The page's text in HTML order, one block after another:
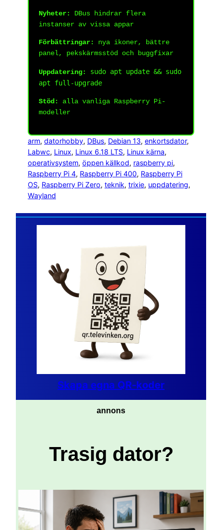
Nyheter:
DBus hindrar flera
instanser av vissa appar
Förbättringar:
nya ikoner, bättre
panel, pekskärmsstöd och buggfixar
Uppdatering:
sudo apt update && sudo
apt full-upgrade
Stöd:
alla vanliga Raspberry Pi-
modeller
arm, datorhobby, DBus, Debian 13, enkortsdator
Labwc, Linux, Linux 6.18 LTS, Linux kärna
operativsystem, öppen källkod, raspberry pi
Raspberry Pi 4, Raspberry Pi 400, Raspberry Pi
OS, Raspberry Pi Zero, teknik, trixie, uppdatering
Wayland
Skapa egna QR-koder
annons
Trasig dator?